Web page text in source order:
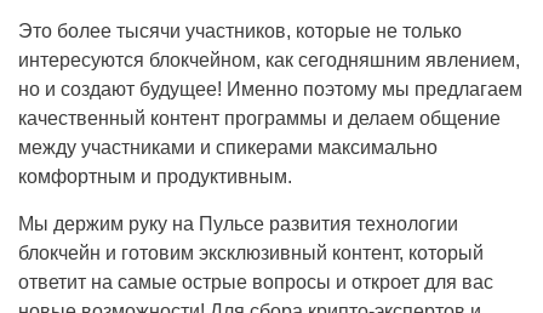
Это более тысячи участников, которые не только
интересуются блокчейном, как сегодняшним явлением,
но и создают будущее! Именно поэтому мы предлагаем
качественный контент программы и делаем общение
между участниками и спикерами максимально
комфортным и продуктивным.
Мы держим руку на Пульсе развития технологии
блокчейн и готовим эксклюзивный контент, который
ответит на самые острые вопросы и откроет для вас